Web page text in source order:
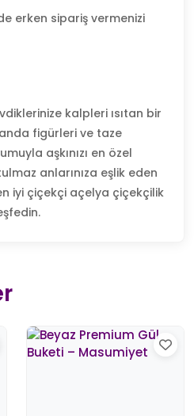
erken sipariş vermenizi
kalpleri ısıtan bir
figürleri ve taze
aşkınızı en özel
anlarınıza eşlik eden
iyi çiçekçi açelya çiçekçilik